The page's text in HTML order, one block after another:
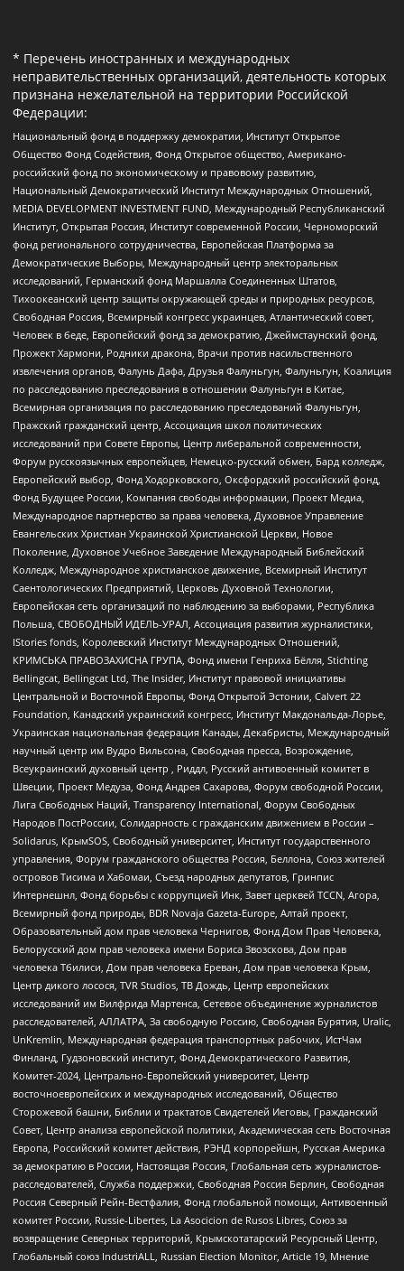
* Перечень иностранных и международных
неправительственных организаций, деятельность которых
признана нежелательной на территории Российской
Федерации:
Национальный фонд в поддержку демократии, Институт Открытое
Общество Фонд Содействия, Фонд Открытое общество, Американо-
российский фонд по экономическому и правовому развитию,
Национальный Демократический Институт Международных Отношений,
MEDIA DEVELOPMENT INVESTMENT FUND, Международный Республиканский
Институт, Открытая Россия, Институт современной России, Черноморский
фонд регионального сотрудничества, Европейская Платформа за
Демократические Выборы, Международный центр электоральных
исследований, Германский фонд Маршалла Соединенных Штатов,
Тихоокеанский центр защиты окружающей среды и природных ресурсов,
Свободная Россия, Всемирный конгресс украинцев, Атлантический совет,
Человек в беде, Европейский фонд за демократию, Джеймстаунский фонд,
Прожект Хармони, Родники дракона, Врачи против насильственного
извлечения органов, Фалунь Дафа, Друзья Фалуньгун, Фалуньгун, Коалиция
по расследованию преследования в отношении Фалуньгун в Китае,
Всемирная организация по расследованию преследований Фалуньгун,
Пражский гражданский центр, Ассоциация школ политических
исследований при Совете Европы, Центр либеральной современности,
Форум русскоязычных европейцев, Немецко-русский обмен, Бард колледж,
Европейский выбор, Фонд Ходорковского, Оксфордский российский фонд,
Фонд Будущее России, Компания свободы информации, Проект Медиа,
Международное партнерство за права человека, Духовное Управление
Евангельских Христиан Украинской Христианской Церкви, Новое
Поколение, Духовное Учебное Заведение Международный Библейский
Колледж, Международное христианское движение, Всемирный Институт
Саентологических Предприятий, Церковь Духовной Технологии,
Европейская сеть организаций по наблюдению за выборами, Республика
Польша, СВОБОДНЫЙ ИДЕЛЬ-УРАЛ, Ассоциация развития журналистики,
IStories fonds, Королевский Институт Международных Отношений,
КРИМСЬКА ПРАВОЗАХИСНА ГРУПА, Фонд имени Генриха Бёлля, Stichting
Bellingcat, Bellingcat Ltd, The Insider, Институт правовой инициативы
Центральной и Восточной Европы, Фонд Открытой Эстонии, Calvert 22
Foundation, Канадский украинский конгресс, Институт Макдональда-Лорье,
Украинская национальная федерация Канады, Декабристы, Международный
научный центр им Вудро Вильсона, Свободная пресса, Возрождение,
Всеукраинский духовный центр , Риддл, Русский антивоенный комитет в
Швеции, Проект Медуза, Фонд Андрея Сахарова, Форум свободной России,
Лига Свободных Наций, Transparеncy International, Форум Свободных
Народов ПостРоссии, Солидарность с гражданским движением в России –
Solidarus, КрымSOS, Свободный университет, Институт государственного
управления, Форум гражданского общества Россия, Беллона, Союз жителей
островов Тисима и Хабомаи, Съезд народных депутатов, Гринпис
Интернешнл, Фонд борьбы с коррупцией Инк, Завет церквей TCCN, Агора,
Всемирный фонд природы, BDR Novaja Gazeta-Europe, Алтай проект,
Образовательный дом прав человека Чернигов, Фонд Дом Прав Человека,
Белорусский дом прав человека имени Бориса Звозскова, Дом прав
человека Тбилиси, Дом прав человека Ереван, Дом прав человека Крым,
Центр дикого лосося, TVR Studios, ТВ Дождь, Центр европейских
исследований им Вилфрида Мартенса, Сетевое объединение журналистов
расследователей, АЛЛАТРА, За свободную Россию, Свободная Бурятия, Uralic,
UnKremlin, Международная федерация транспортных рабочих, ИстЧам
Финланд, Гудзоновский институт, Фонд Демократического Развития,
Комитет-2024, Центрально-Европейский университет, Центр
восточноевропейских и международных исследований, Общество
Сторожевой башни, Библии и трактатов Свидетелей Иеговы, Гражданский
Совет, Центр анализа европейской политики, Академическая сеть Восточная
Европа, Российский комитет действия, РЭНД корпорейшн, Русская Америка
за демократию в России, Настоящая Россия, Глобальная сеть журналистов-
расследователей, Служба поддержки, Свободная Россия Берлин, Свободная
Россия Северный Рейн-Вестфалия, Фонд глобальной помощи, Антивоенный
комитет России, Russie-Libertes, La Asocicion de Rusos Libres, Союз за
возвращение Северных территорий, Крымскотатарский Ресурсный Центр,
Глобальный союз IndustriALL, Russian Election Monitor, Article 19, Мнение